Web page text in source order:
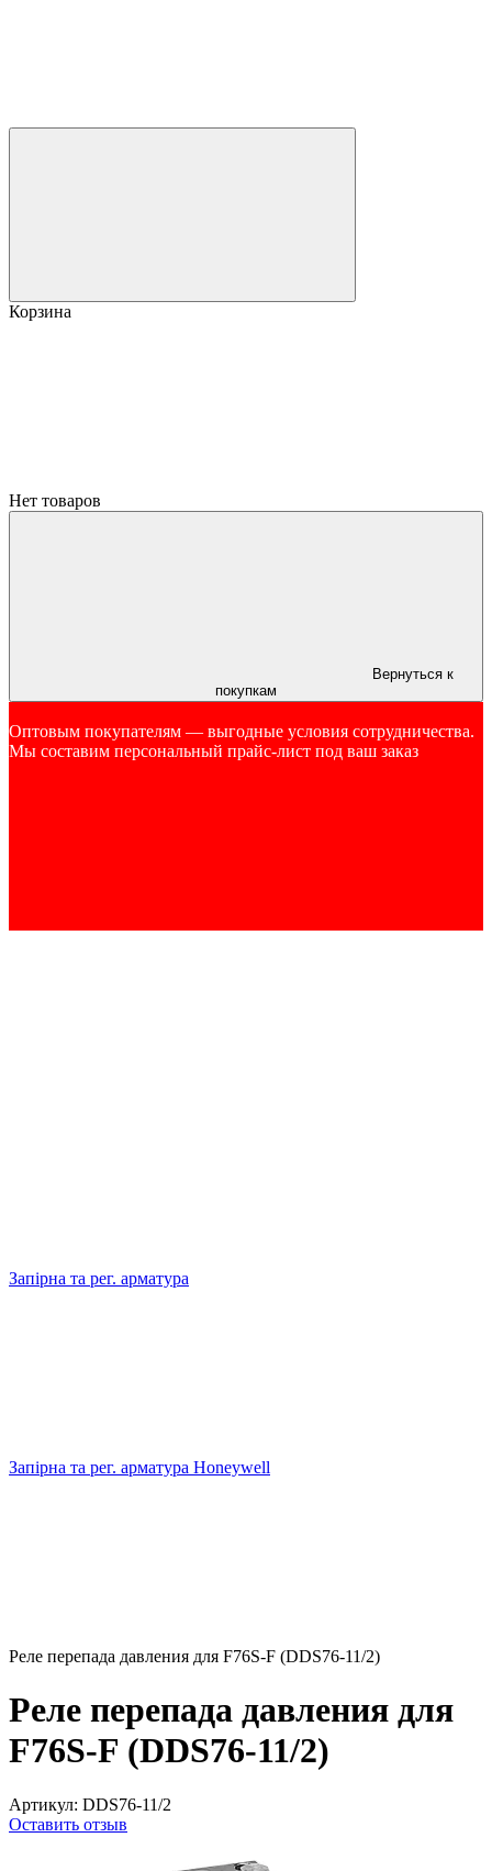
Корзина
Нет товаров
Вернуться к
покупкам
Оптовым покупателям — выгодные условия сотрудничества.
Мы составим персональный прайс-лист под ваш заказ
Запірна та рег. арматура
Запірна та рег. арматура Honeywell
Реле перепада давления для F76S-F (DDS76-11/2)
Реле перепада давления для
F76S-F (DDS76-11/2)
Артикул: DDS76-11/2
Оставить отзыв